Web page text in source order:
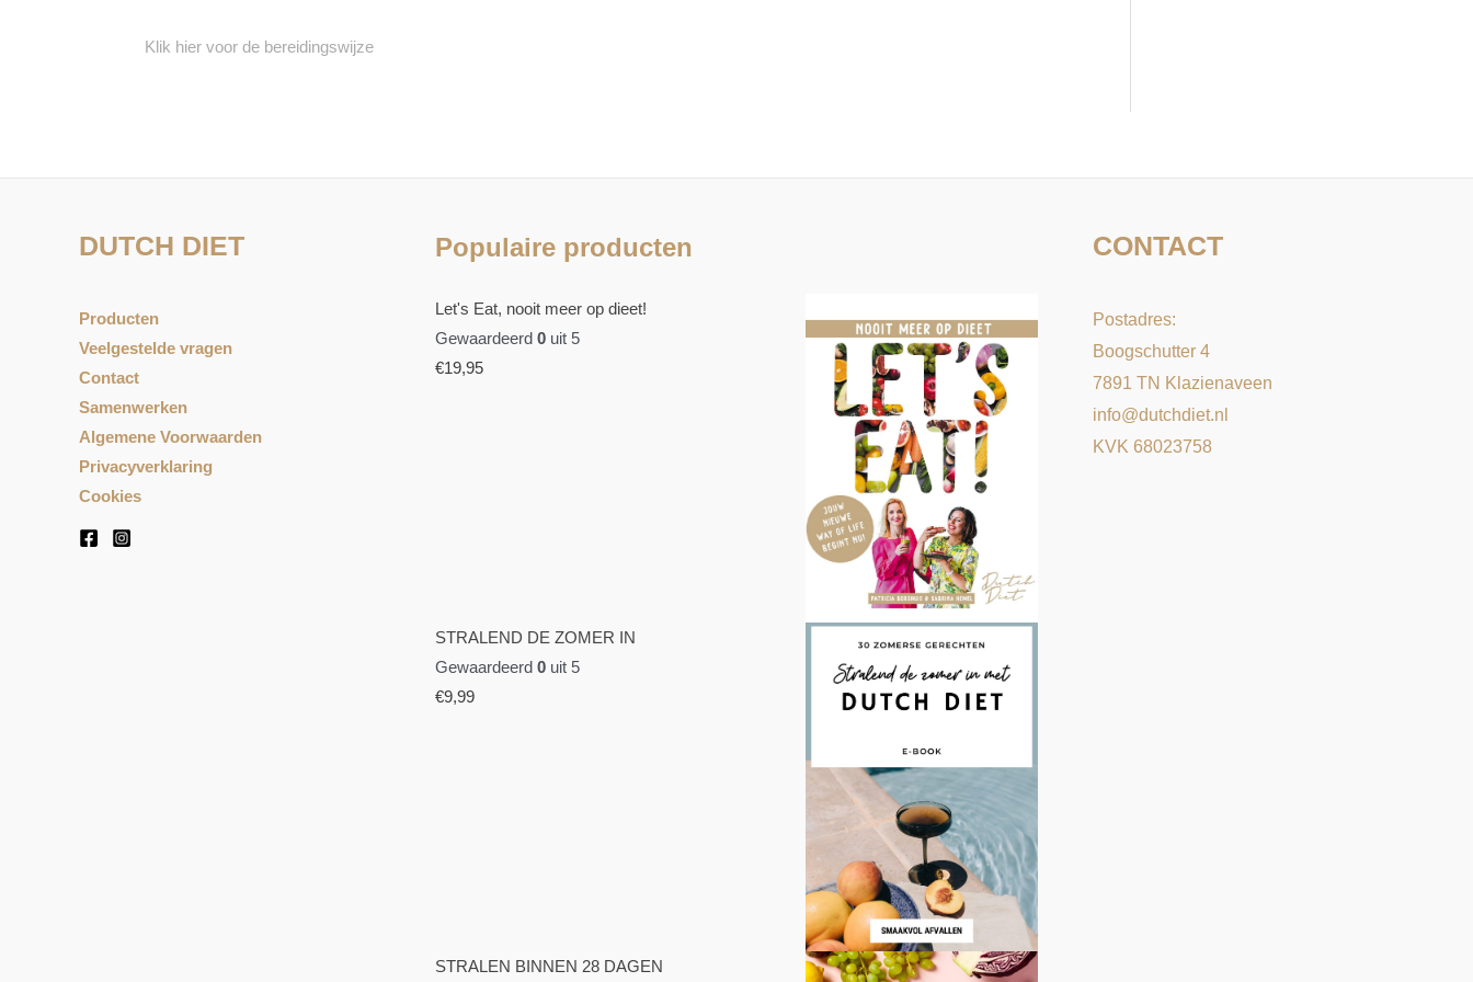
Klik hier voor de bereidingswijze
DUTCH DIET
Producten
Veelgestelde vragen
Contact
Samenwerken
Algemene Voorwaarden
Privacyverklaring
Cookies
Populaire producten
Let's Eat, nooit meer op dieet!
Gewaardeerd 0 uit 5
€19,95
STRALEND DE ZOMER IN
Gewaardeerd 0 uit 5
€9,99
STRALEN BINNEN 28 DAGEN
CONTACT
Postadres:
Boogschutter 4
7891 TN Klazienaveen
info@dutchdiet.nl
KVK 68023758